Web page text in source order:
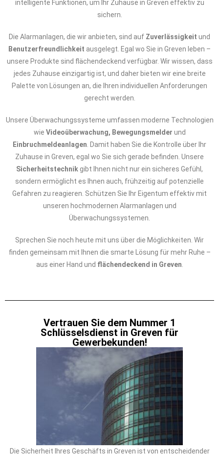
intelligente Funktionen, um Ihr Zuhause in Greven effektiv zu
sichern.
Die Alarmanlagen, die wir anbieten, sind auf Zuverlässigkeit und
Benutzerfreundlichkeit ausgelegt. Egal wo Sie in Greven leben –
unsere Produkte sind flächendeckend verfügbar. Wir wissen, dass
jedes Zuhause einzigartig ist, und daher bieten wir eine breite
Palette von Lösungen an, die Ihren individuellen Anforderungen
gerecht werden.
Unsere Überwachungssysteme umfassen moderne Technologien
wie Videoüberwachung, Bewegungsmelder und
Einbruchmeldeanlagen . Damit haben Sie die Kontrolle über Ihr
Zuhause in Greven, egal wo Sie sich gerade befinden. Unsere
Sicherheitstechnik gibt Ihnen nicht nur ein sicheres Gefühl,
sondern ermöglicht es Ihnen auch, frühzeitig auf potenzielle
Gefahren zu reagieren. Schützen Sie Ihr Eigentum effektiv mit
unseren hochmodernen Alarmanlagen und
Überwachungssystemen.
Sprechen Sie noch heute mit uns über die Möglichkeiten. Wir
finden gemeinsam mit Ihnen die smarte Lösung für mehr Ruhe –
aus einer Hand und flächendeckend in Greven
Vertrauen Sie dem Nummer 1
Schlüsselsdienst in Greven für
Gewerbekunden!
Die Sicherheit Ihres Geschäfts in Greven ist von entscheidender